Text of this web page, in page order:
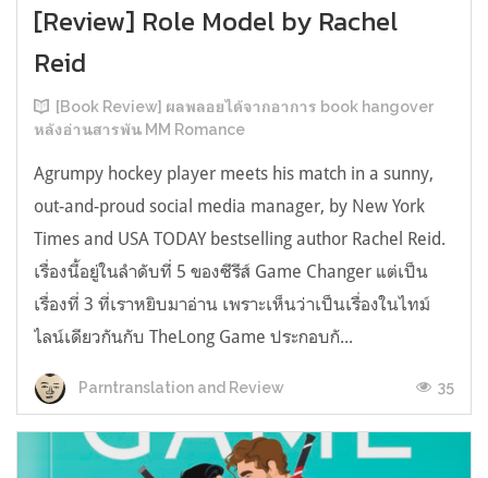
[Review] Role Model by Rachel
Reid
[Book Review] ผลพลอยได้จากอาการ book hangover
หลังอ่านสารพัน MM Romance
Agrumpy hockey player meets his match in a sunny,
out-and-proud social media manager, by New York
Times and USA TODAY bestselling author Rachel Reid.
เรื่องนี้อยู่ในลำดับที่ 5 ของซีรีส์ Game Changer แต่เป็น
เรื่องที่ 3 ที่เราหยิบมาอ่าน เพราะเห็นว่าเป็นเรื่องในไทม์
ไลน์เดียวกันกับ TheLong Game ประกอบกั...
Parntranslation and Review 35